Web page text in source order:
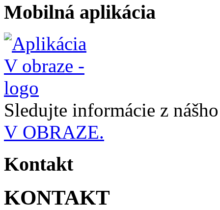
Mobilná aplikácia
Sledujte informácie z
V OBRAZE.
Kontakt
KONTAKT